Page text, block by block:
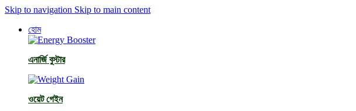
Skip to navigation Skip to main content
হোম
এনার্জি বুস্টার
ওয়েট গেইন